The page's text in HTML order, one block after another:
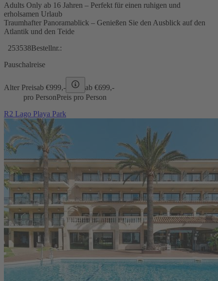
Adults Only ab 16 Jahren – Perfekt für einen ruhigen und
erholsamen Urlaub
Traumhafter Panoramablick – Genießen Sie den Ausblick auf den
Atlantik und den Teide
253538Bestellnr.:
Pauschalreise
Alter Preisab €999,- ab €699,-
pro PersonPreis pro Person
R2 Lago Playa Park